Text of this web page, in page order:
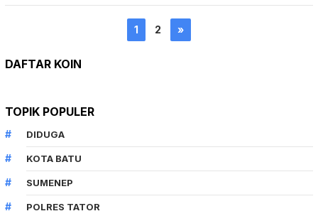
1 2 »
DAFTAR KOIN
TOPIK POPULER
DIDUGA
KOTA BATU
SUMENEP
POLRES TATOR